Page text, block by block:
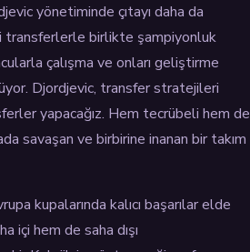
yönetiminde çıtayı daha da
transferlerle birlikte şampiyonluk
çalışma ve onları geliştirme
Djordjevic, transfer stratejileri
yapacağız. Hem tecrübeli hem de
savaşan ve birbirine inanan bir takım
kupalarında kalıcı başarılar elde
içi hem de saha dışı